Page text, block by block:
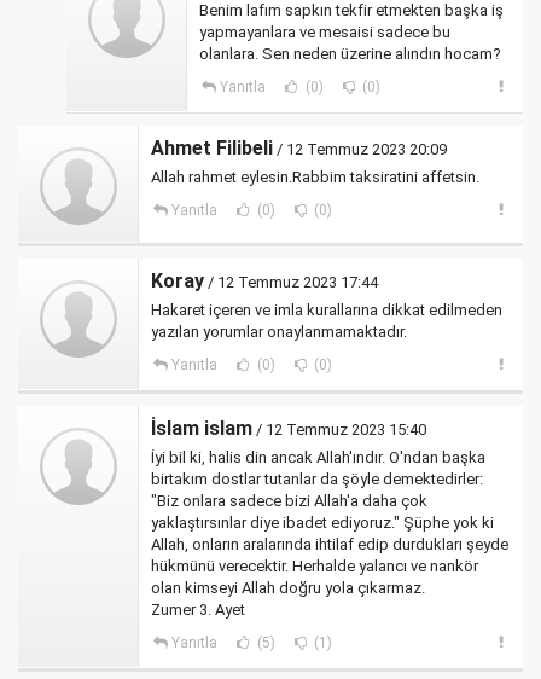
Benim lafım sapkın tekfir etmekten başka iş
yapmayanlara ve mesaisi sadece bu
olanlara. Sen neden üzerine alındın hocam?
Yanıtla (0) (0)
Ahmet Filibeli / 12 Temmuz 2023 20:09
Allah rahmet eylesin.Rabbim taksiratini affetsin.
Yanıtla (0) (0)
Koray / 12 Temmuz 2023 17:44
Hakaret içeren ve imla kurallarına dikkat edilmeden
yazılan yorumlar onaylanmamaktadır.
Yanıtla (0) (0)
İslam islam / 12 Temmuz 2023 15:40
İyi bil ki, halis din ancak Allah'ındır. O'ndan başka
birtakım dostlar tutanlar da şöyle demektedirler:
"Biz onlara sadece bizi Allah'a daha çok
yaklaştırsınlar diye ibadet ediyoruz." Şüphe yok ki
Allah, onların aralarında ihtilaf edip durdukları şeyde
hükmünü verecektir. Herhalde yalancı ve nankör
olan kimseyi Allah doğru yola çıkarmaz.
Zumer 3. Ayet
Yanıtla (5) (1)